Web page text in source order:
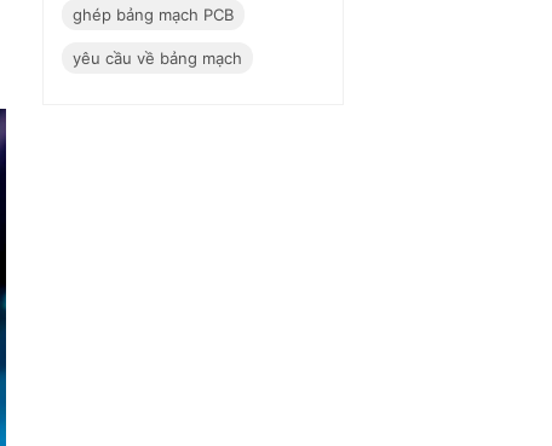
ghép bảng mạch PCB
yêu cầu về bảng mạch